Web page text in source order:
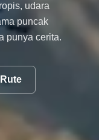
udara
puncak
punya cerita.